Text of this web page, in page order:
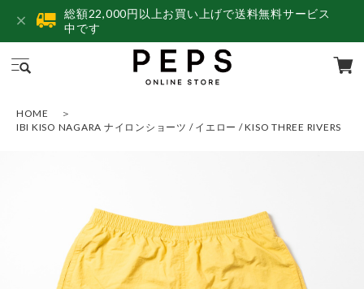
総額22,000円以上お買い上げで送料無料サービス
中です
HOME
IBI KISO NAGARA ナイロンショーツ / イエロー / KISO THREE RIVERS